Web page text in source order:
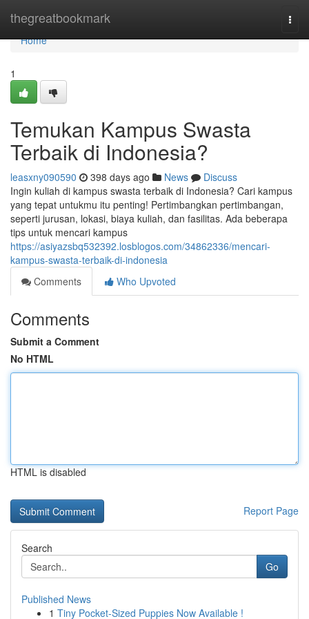
thegreatbookmark
Home
Home
1
Temukan Kampus Swasta
Terbaik di Indonesia?
leasxny090590 398 days ago News
Discuss
Ingin kuliah di kampus swasta terbaik di Indonesia? Cari kampus
yang tepat untukmu itu penting! Pertimbangkan pertimbangan,
seperti jurusan, lokasi, biaya kuliah, dan fasilitas. Ada beberapa
tips untuk mencari kampus
https://asiyazsbq532392.losblogos.com/34862336/mencari-
kampus-swasta-terbaik-di-indonesia
Comments
Who Upvoted
Comments
Submit a Comment
No HTML
HTML is disabled
Report Page
Search
Go
Published News
1 Tiny Pocket-Sized Puppies Now Available !